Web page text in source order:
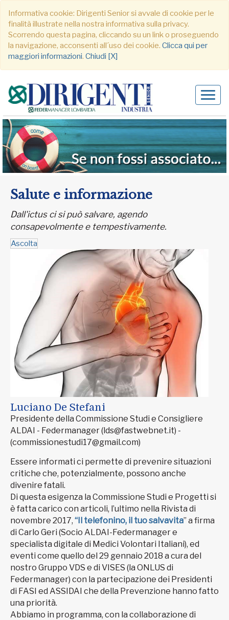
Informativa cookie: Dirigenti Senior si avvale di cookie per le
finalità illustrate nella nostra informativa sulla privacy.
Scorrendo questa pagina, cliccando su un link o proseguendo
la navigazione, acconsenti all´uso dei cookie. Clicca qui per
maggiori informazioni. Chiudi [X]
Salute e informazione
Dall'ictus ci si può salvare, agendo
consapevolmente e tempestivamente.
Ascolta
Luciano De Stefani
Presidente della Commissione Studi e Consigliere
ALDAI - Federmanager (lds@fastwebnet.it) -
(commissionestudi17@gmail.com)
Essere informati ci permette di prevenire situazioni
critiche che, potenzialmente, possono anche
divenire fatali.
Di questa esigenza la Commissione Studi e Progetti si
è fatta carico con articoli, l’ultimo nella Rivista di
novembre 2017, “Il telefonino, il tuo salvavita” a firma
di Carlo Geri (Socio ALDAI-Federmanager e
specialista digitale di Medici Volontari Italiani), ed
eventi come quello del 29 gennaio 2018 a cura del
nostro Gruppo VDS e di VISES (la ONLUS di
Federmanager) con la partecipazione dei Presidenti
di FASI ed ASSIDAI che della Prevenzione hanno fatto
una priorità.
Abbiamo in programma, con la collaborazione di